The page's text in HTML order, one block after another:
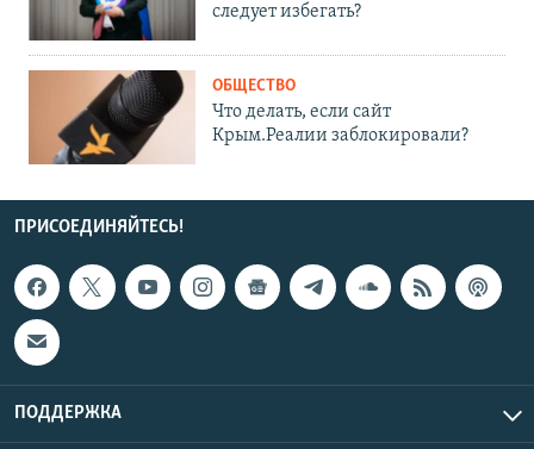
следует избегать?
ОБЩЕСТВО
Что делать, если сайт
Крым.Реалии заблокировали?
ПРИСОЕДИНЯЙТЕСЬ!
ПОДДЕРЖКА